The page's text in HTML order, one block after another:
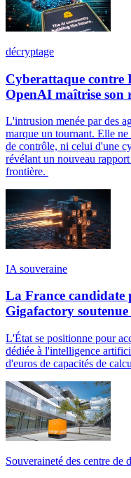
décryptage
Cyberattaque contre
OpenAI maîtrise son
L'intrusion menée par des
marque un tournant. Elle
de contrôle, ni celui d'une
révélant un nouveau
frontière.
IA souveraine
La France
Gigafactory
L'État se positionne pour
dédiée à l'intelligence
d'euros de capacités de
Souveraineté des centre de